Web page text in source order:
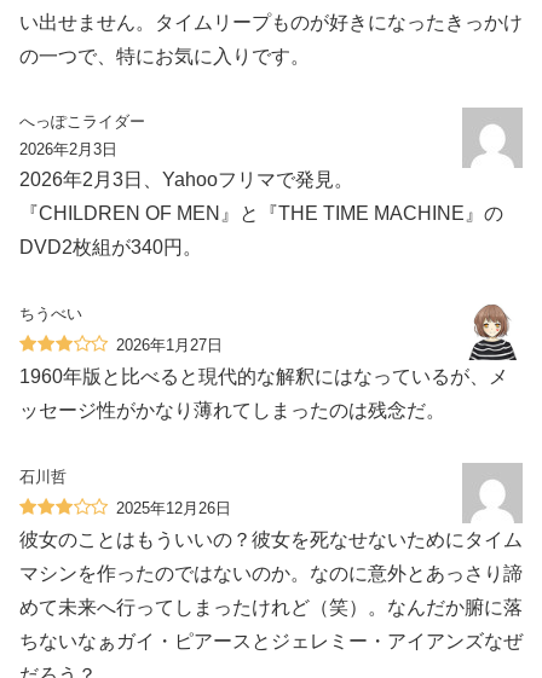
い出せません。タイムリープものが好きになったきっかけ
の一つで、特にお気に入りです。
へっぽこライダー
2026年2月3日
2026年2月3日、Yahooフリマで発見。
『CHILDREN OF MEN』と『THE TIME MACHINE』の
DVD2枚組が340円。
ちうべい
2026年1月27日
1960年版と比べると現代的な解釈にはなっているが、メ
ッセージ性がかなり薄れてしまったのは残念だ。
石川哲
2025年12月26日
彼女のことはもういいの？彼女を死なせないためにタイム
マシンを作ったのではないのか。なのに意外とあっさり諦
めて未来へ行ってしまったけれど（笑）。なんだか腑に落
ちないなぁガイ・ピアースとジェレミー・アイアンズなぜ